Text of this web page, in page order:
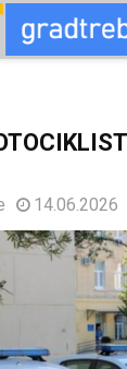
14.06.2026